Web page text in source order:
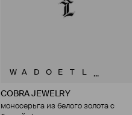
W A D O E T L ...
COBRA JEWELRY
моносерьга из белого золота с